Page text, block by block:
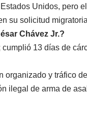
Unidos, pero
su solicitud
Chávez Jr.?
13 días de
organizado y tráfico
ilegal de arma de